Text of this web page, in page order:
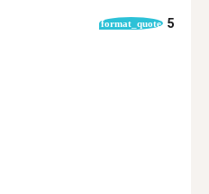
format_quote 5